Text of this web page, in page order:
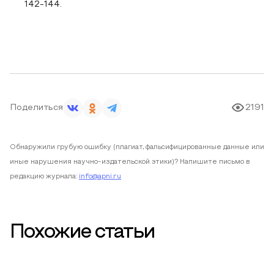
142-144.
Поделиться 2191
Обнаружили грубую ошибку (плагиат, фальсифицированные данные или
иные нарушения научно-издательской этики)? Напишите письмо в
редакцию журнала: info@apni.ru
Похожие статьи